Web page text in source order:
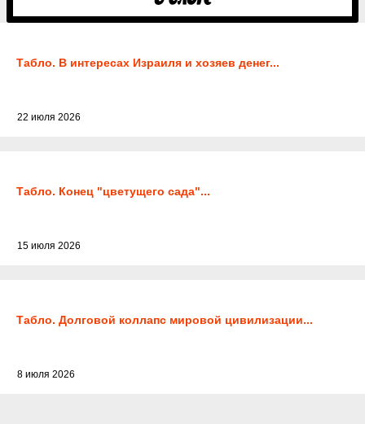
Табло. В интересах Израиля и хозяев денег...
22 июля 2026
Табло. Конец "цветущего сада"...
15 июля 2026
Табло. Долговой коллапс мировой цивилизации...
8 июля 2026